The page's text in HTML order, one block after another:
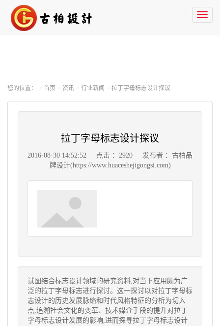
您的位置： 首页 资讯 行业新闻 拉丁字母标志设计探议
拉丁字母标志设计探议
2016-08-30 14:52:52 点击 ：2920
发布者 ：古柏品
牌设计(https://www.huaceshejigongsi.com)
试图结合标志设计领域的研究资料,对当下应用颇为广
泛的拉丁字母标志进行探讨。这一探讨以对拉丁字母标
志设计的历史发展脉络和时代风格特征的分析为切入
点,追溯社会文化的变革、技术媒介手段的提升对拉丁
字母标志设计发展的影响,进而探寻拉丁字母标志设计